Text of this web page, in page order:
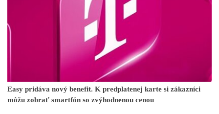
Easy pridáva nový benefit. K predplatenej karte si zákazníci
môžu zobrať smartfón so zvýhodnenou cenou